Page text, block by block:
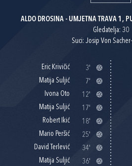
ALDO DROSINA - UMJETNA TRAVA
Gledatelja: 30
Suci: Josip Von
Eric Krivičić
3'
Matija Suljić
7'
Ivona Oto
12'
Matija Suljić
17'
Robert Ikić
18'
Mario Peršić
25'
David Terlević
34'
Matija Suljić
36'